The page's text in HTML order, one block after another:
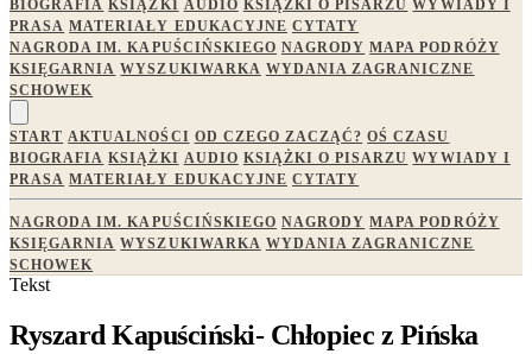
BIOGRAFIA KSIĄŻKI AUDIO KSIĄŻKI O PISARZU WYWIADY I
PRASA MATERIAŁY EDUKACYJNE CYTATY
NAGRODA IM. KAPUŚCIŃSKIEGO NAGRODY MAPA PODRÓŻY
KSIĘGARNIA WYSZUKIWARKA WYDANIA ZAGRANICZNE
SCHOWEK
START AKTUALNOŚCI OD CZEGO ZACZĄĆ? OŚ CZASU
BIOGRAFIA KSIĄŻKI AUDIO KSIĄŻKI O PISARZU WYWIADY I
PRASA MATERIAŁY EDUKACYJNE CYTATY
NAGRODA IM. KAPUŚCIŃSKIEGO NAGRODY MAPA PODRÓŻY
KSIĘGARNIA WYSZUKIWARKA WYDANIA ZAGRANICZNE
SCHOWEK
Tekst
Ryszard Kapuściński- Chłopiec z Pińska